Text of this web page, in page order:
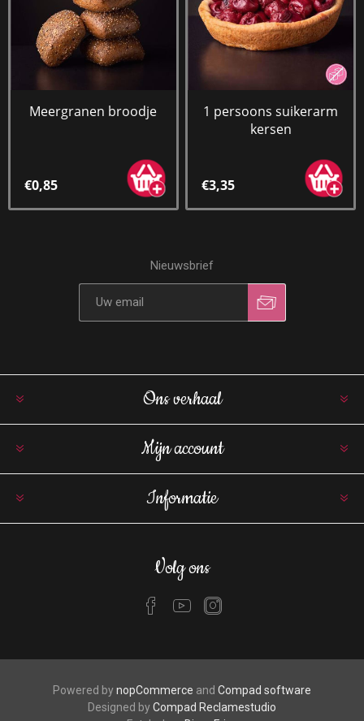
Meergranen broodje
€0,85
1 persoons suikerarm
kersen
€3,35
Nieuwsbrief
Ons verhaal
Mijn account
Informatie
Volg ons
Powered bynopCommerce and Compad software
Designed byCompad Reclamestudio